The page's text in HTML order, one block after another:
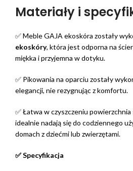
Materiały i
✅ Meble GAJA ekoskóra zostały
ekoskóry, która jest odporna na
miękka i przyjemna w dotyku.
✅ Pikowania na oparciu zostały
elegancji, nie rezygnując z komfortu.
✅ Łatwa w czyszczeniu powierzchnia
idealnie nadają się do codziennego
domach z dziećmi lub zwierzętami.
✅ Specyfikacja